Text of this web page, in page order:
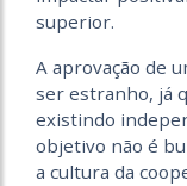
superior.
A aprovação de
ser estranho, já
existindo
objetivo não é
a cultura da